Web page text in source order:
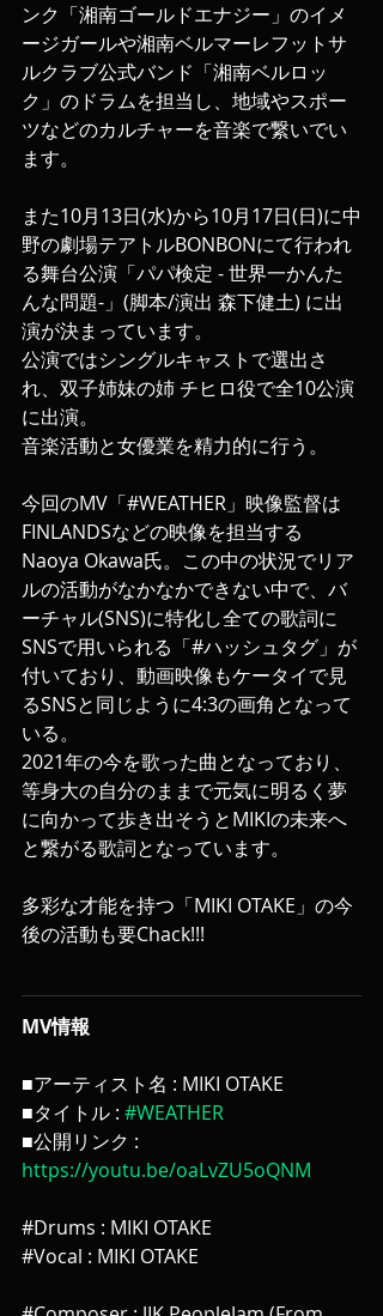
ンク「湘南ゴールドエナジー」のイメ
ージガールや湘南ベルマーレフットサ
ルクラブ公式バンド「湘南ベルロッ
ク」のドラムを担当し、地域やスポー
ツなどのカルチャーを音楽で繋いでい
ます。
また10月13日(水)から10月17日(日)に中
野の劇場テアトルBONBONにて行われ
る舞台公演「パパ検定 - 世界一かんた
んな問題-」(脚本/演出 森下健土) に出
演が決まっています。
公演ではシングルキャストで選出さ
れ、双子姉妹の姉 チヒロ役で全10公演
に出演。
音楽活動と女優業を精力的に行う。
今回のMV「#WEATHER」映像監督は
FINLANDSなどの映像を担当する
Naoya Okawa氏。この中の状況でリア
ルの活動がなかなかできない中で、バ
ーチャル(SNS)に特化し全ての歌詞に
SNSで用いられる「#ハッシュタグ」が
付いており、動画映像もケータイで見
るSNSと同じように4:3の画角となって
いる。
2021年の今を歌った曲となっており、
等身大の自分のままで元気に明るく夢
に向かって歩き出そうとMIKIの未来へ
と繋がる歌詞となっています。
多彩な才能を持つ「MIKI OTAKE」の今
後の活動も要Chack!!!
MV情報
■アーティスト名 : MIKI OTAKE
■タイトル : #WEATHER
■公開リンク :
https://youtu.be/oaLvZU5oQNM
#Drums : MIKI OTAKE
#Vocal : MIKI OTAKE